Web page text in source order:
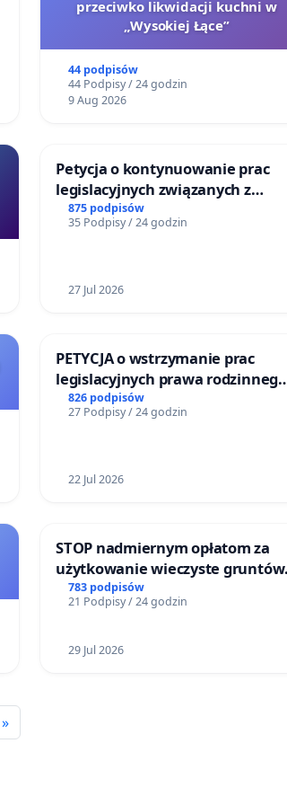
przeciwko likwidacji kuchni w
„Wysokiej Łące”
44 podpisów
44 Podpisy / 24 godzin
9 Aug 2026
Petycja o kontynuowanie prac
legislacyjnych związanych z
reformą prawa rodzinnego
875 podpisów
35 Podpisy / 24 godzin
27 Jul 2026
PETYCJA o wstrzymanie prac
legislacyjnych prawa rodzinnego
narażających ofiary przemocy
826 podpisów
27 Podpisy / 24 godzin
22 Jul 2026
STOP nadmiernym opłatom za
użytkowanie wieczyste gruntów
zajmowanych przez rodzinne
ogrody działkowe.
783 podpisów
21 Podpisy / 24 godzin
29 Jul 2026
»